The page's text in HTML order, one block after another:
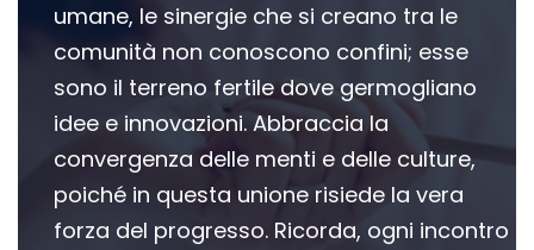
umane, le sinergie che si creano tra le
comunità non conoscono confini; esse
sono il terreno fertile dove germogliano
idee e innovazioni. Abbraccia la
convergenza delle menti e delle culture,
poiché in questa unione risiede la vera
forza del progresso. Ricorda, ogni incontro